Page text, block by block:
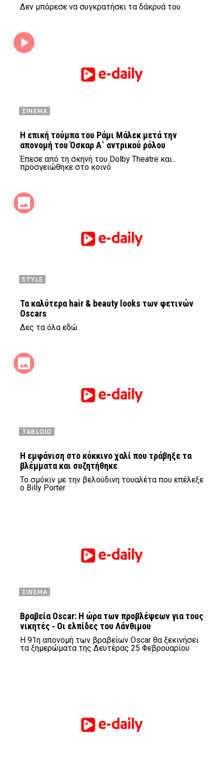
Δεν μπόρεσε να συγκρατήσει τα δάκρυά του
ΣΙΝΕΜΑ
H επική τούμπα του Ράμι Μάλεκ μετά την
απονομή του Όσκαρ Α` αντρικού ρόλου
Έπεσε από τη σκηνή του Dolby Theatre και...
προσγειώθηκε στο κοινό
STYLE
Τα καλύτερα hair & beauty looks των φετινών
Oscars
Δες τα όλα εδώ
TABLOID
Η εμφάνιση στο κόκκινο χαλί που τράβηξε τα
βλέμματα και συζητήθηκε
Το σμόκιν με την βελούδινη τουαλέτα που επέλεξε
ο Billy Porter
ΣΙΝΕΜΑ
Βραβεία Oscar: H ώρα των προβλέψεων για τους
νικητές ‑ Οι ελπίδες του Λάνθιμου
Η 91η απονομή των βραβείων Oscar θα ξεκινήσει
τα ξημερώματα της Δευτέρας 25 Φεβρουαρίου